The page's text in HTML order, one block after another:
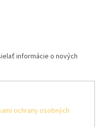
informácie o nových
ochrany osobných